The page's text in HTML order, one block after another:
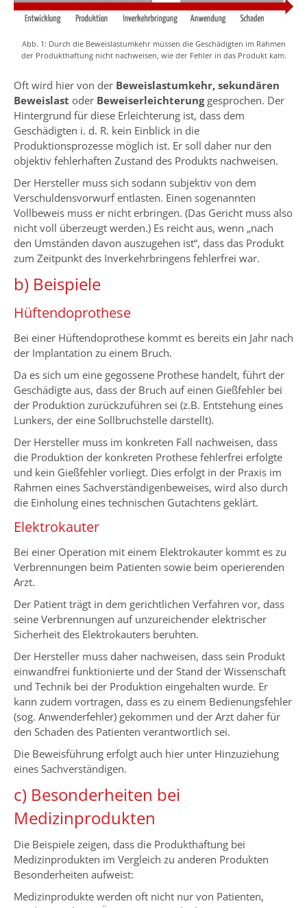
Abb. 1: Durch die Beweislastumkehr müssen die Geschädigten im Rahmen
der Produkthaftung nicht nachweisen, wie der Fehler in das Produkt kam.
Oft wird hier von der Beweislastumkehr, sekundären
Beweislast oder Beweiserleichterunggesprochen. Der
Hintergrund für diese Erleichterung ist, dass dem
Geschädigten i. d. R. kein Einblick in die
Produktionsprozesse möglich ist. Er soll daher nur den
objektiv fehlerhaften Zustand des Produkts nachweisen.
Der Hersteller muss sich sodann subjektiv von dem
Verschuldensvorwurf entlasten. Einen sogenannten
Vollbeweis muss er nicht erbringen. (Das Gericht muss also
nicht voll überzeugt werden.) Es reicht aus, wenn „nach
den Umständen davon auszugehen ist“, dass das Produkt
zum Zeitpunkt des Inverkehrbringens fehlerfrei war.
b) Beispiele
Hüftendoprothese
Bei einer Hüftendoprothese kommt es bereits ein Jahr nach
der Implantation zu einem Bruch.
Da es sich um eine gegossene Prothese handelt, führt der
Geschädigte aus, dass der Bruch auf einen Gießfehler bei
der Produktion zurückzuführen sei (z.B. Entstehung eines
Lunkers, der eine Sollbruchstelle darstellt).
Der Hersteller muss im konkreten Fall nachweisen, dass
die Produktion der konkreten Prothese fehlerfrei erfolgte
und kein Gießfehler vorliegt. Dies erfolgt in der Praxis im
Rahmen eines Sachverständigenbeweises, wird also durch
die Einholung eines technischen Gutachtens geklärt.
Elektrokauter
Bei einer Operation mit einem Elektrokauter kommt es zu
Verbrennungen beim Patienten sowie beim operierenden
Arzt.
Der Patient trägt in dem gerichtlichen Verfahren vor, dass
seine Verbrennungen auf unzureichender elektrischer
Sicherheit des Elektrokauters beruhten.
Der Hersteller muss daher nachweisen, dass sein Produkt
einwandfrei funktionierte und der Stand der Wissenschaft
und Technik bei der Produktion eingehalten wurde. Er
kann zudem vortragen, dass es zu einem Bedienungsfehler
(sog. Anwenderfehler) gekommen und der Arzt daher für
den Schaden des Patienten verantwortlich sei.
Die Beweisführung erfolgt auch hier unter Hinzuziehung
eines Sachverständigen.
c) Besonderheiten bei
Medizinprodukten
Die Beispiele zeigen, dass die Produkthaftung bei
Medizinprodukten im Vergleich zu anderen Produkten
Besonderheiten aufweist:
Medizinprodukte werden oft nicht nur von Patienten,